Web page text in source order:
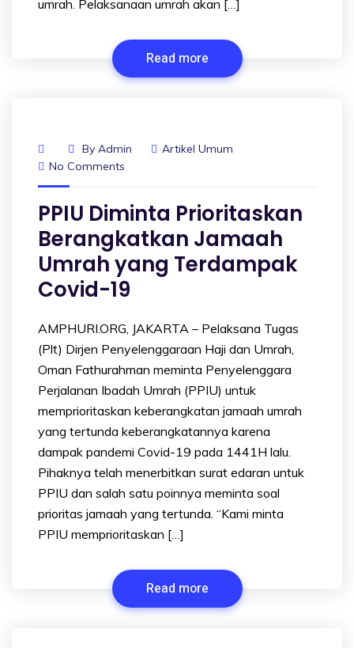
umrah. Pelaksanaan umrah akan […]
Read more
By Admin
Artikel Umum
No Comments
PPIU Diminta Prioritaskan
Berangkatkan Jamaah
Umrah yang Terdampak
Covid-19
AMPHURI.ORG, JAKARTA – Pelaksana Tugas
(Plt) Dirjen Penyelenggaraan Haji dan Umrah,
Oman Fathurahman meminta Penyelenggara
Perjalanan Ibadah Umrah (PPIU) untuk
memprioritaskan keberangkatan jamaah umrah
yang tertunda keberangkatannya karena
dampak pandemi Covid-19 pada 1441H lalu.
Pihaknya telah menerbitkan surat edaran untuk
PPIU dan salah satu poinnya meminta soal
prioritas jamaah yang tertunda. “Kami minta
PPIU memprioritaskan […]
Read more